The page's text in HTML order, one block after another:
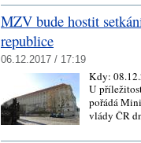
MZV bude hostit
republice
06.12.2017 / 17:19
Kdy:
U
pořádá
vlády ČR